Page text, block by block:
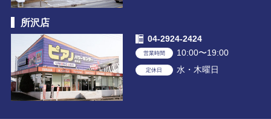
所沢店
04-2924-2424
営業時間 10:00〜19:00
定休日 水・木曜日